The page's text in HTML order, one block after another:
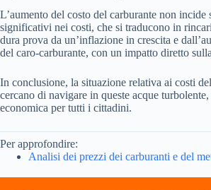
L’aumento del costo del carburante non
significativi nei costi, che si traducono in
dura prova da un’inflazione in crescita e
del caro-carburante, con un impatto diretto
In conclusione, la situazione relativa ai costi
cercano di navigare in queste acque
economica per tutti i cittadini.
Per approfondire:
Analisi dei prezzi dei carburanti e del